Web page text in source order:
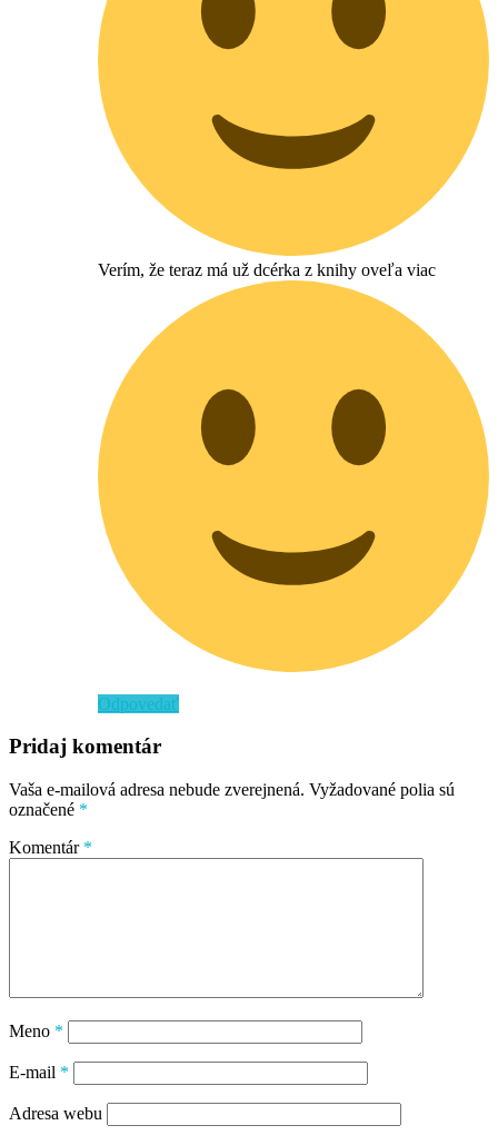
Verím, že teraz má už dcérka z knihy oveľa viac
Odpovedať
Pridaj komentár
Vaša e-mailová adresa nebude zverejnená. Vyžadované polia sú
označené *
Komentár *
Meno *
E-mail *
Adresa webu